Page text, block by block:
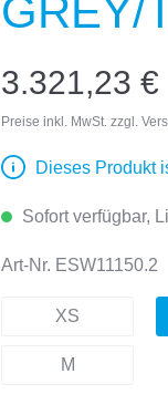
GREY/
3.321,23 €
Preise inkl. MwSt. zzgl.
Dieses Produkt
Sofort verfügbar,
Art-Nr. ESW11150.2
XS
M